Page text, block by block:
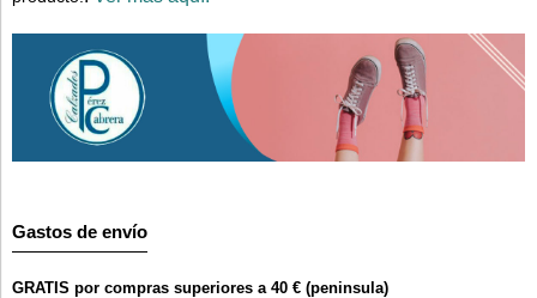
Gastos de envío
GRATIS por compras superiores a 40 € (peninsula)